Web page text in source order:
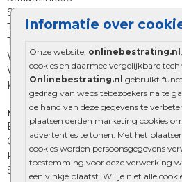
Informatie over
Onze website, onlinebestrating.nl
cookies en daarmee vergelijkbare
Onlinebestrating.nl gebruikt
gedrag van websitebezoekers na te
de hand van deze gegevens te
plaatsen derden marketing cookies
advertenties te tonen. Met het
cookies worden persoonsgegevens
toestemming voor deze verwerking
een vinkje plaatst. Wil je niet alle
Straatstenen
Trommelstenen
Tuinstenen
Waalformaat
Wildverband bestrating
Kingstones
Muurelementen
Betonbielzen
Opsluitbanden
Palissades
Stapelblokken